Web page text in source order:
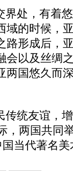
处，有着悠
域的时候，
路形成后，
会以及丝绸
两国悠久而
统友谊，增
，两国共同
当代著名美